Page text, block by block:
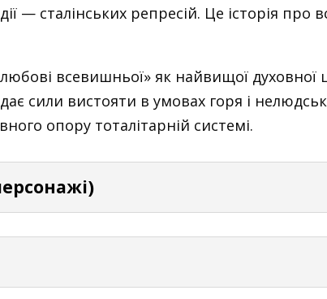
— сталінських репресій. Це історія
всевишньої» як найвищої духовної
сили вистояти в умовах горя і
опору тоталітарній системі.